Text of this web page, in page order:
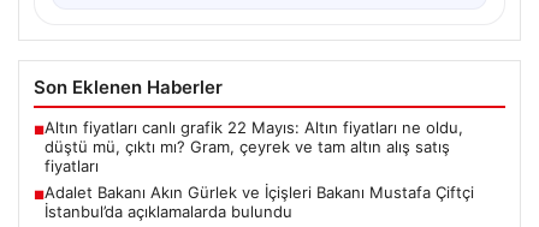
Son Eklenen Haberler
■Altın fiyatları canlı grafik 22 Mayıs: Altın fiyatları ne oldu,
düştü mü, çıktı mı? Gram, çeyrek ve tam altın alış satış
fiyatları
■Adalet Bakanı Akın Gürlek ve İçişleri Bakanı Mustafa Çiftçi
İstanbul’da açıklamalarda bulundu